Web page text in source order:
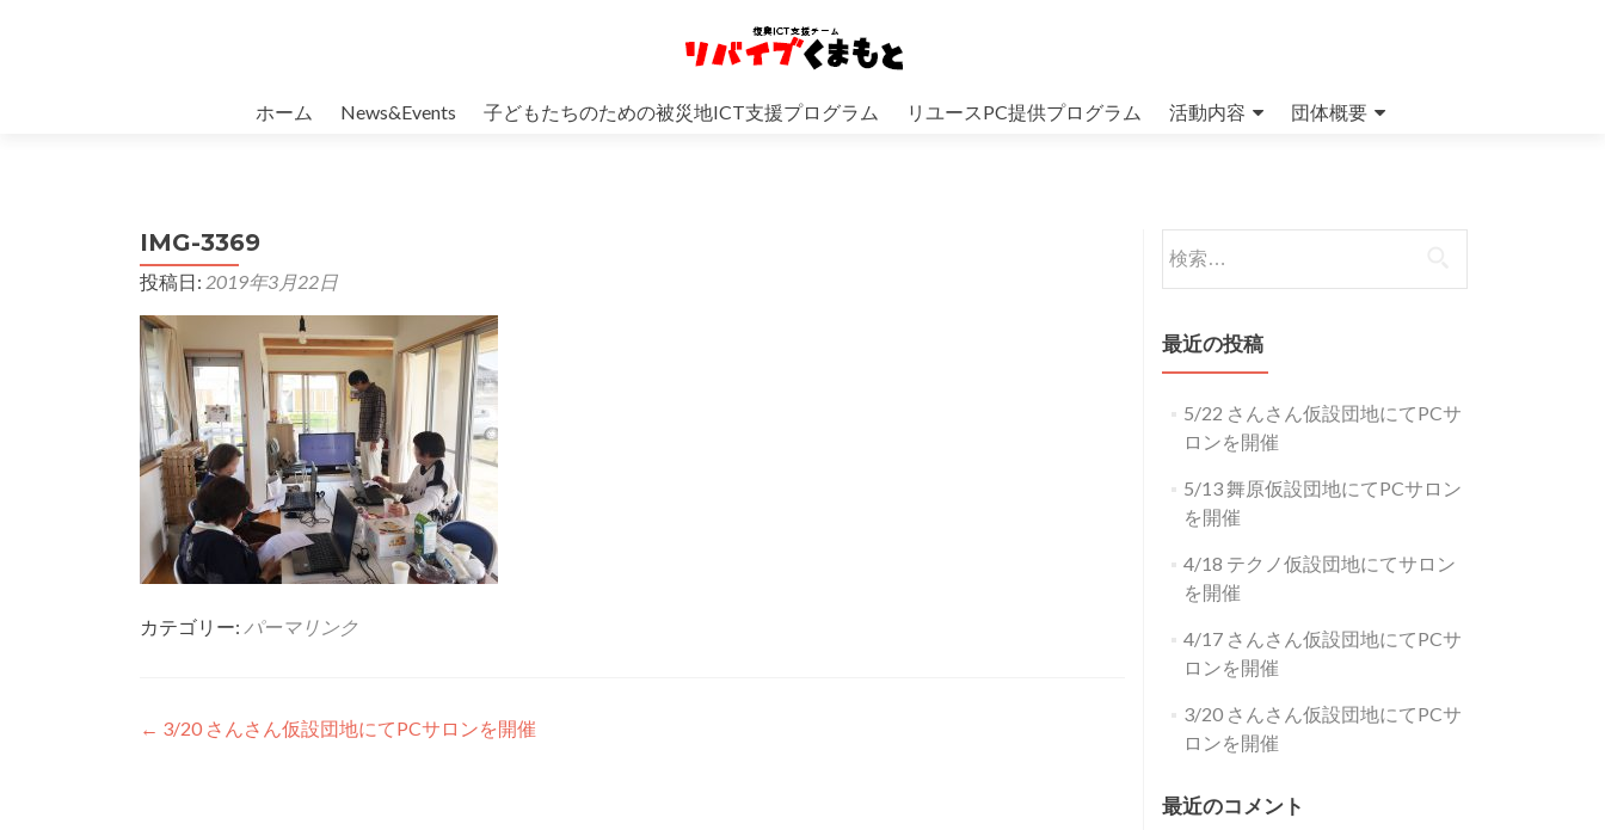
コンテンツへスキップ
ホーム News&Events 子どもたちのための被災地ICT支援プログラム リユースPC提供プログラム 活動内容 団体概要
IMG-3369
投稿日: 2019年3月22日
カテゴリー: パーマリンク
投稿ナビゲーション
← 3/20 さんさん仮設団地にてPCサロンを開催
検索:
最近の投稿
5/22 さんさん仮設団地にてPCサ
ロンを開催
5/13 舞原仮設団地にてPCサロン
を開催
4/18 テクノ仮設団地にてサロン
を開催
4/17 さんさん仮設団地にてPCサ
ロンを開催
3/20 さんさん仮設団地にてPCサ
ロンを開催
最近のコメント